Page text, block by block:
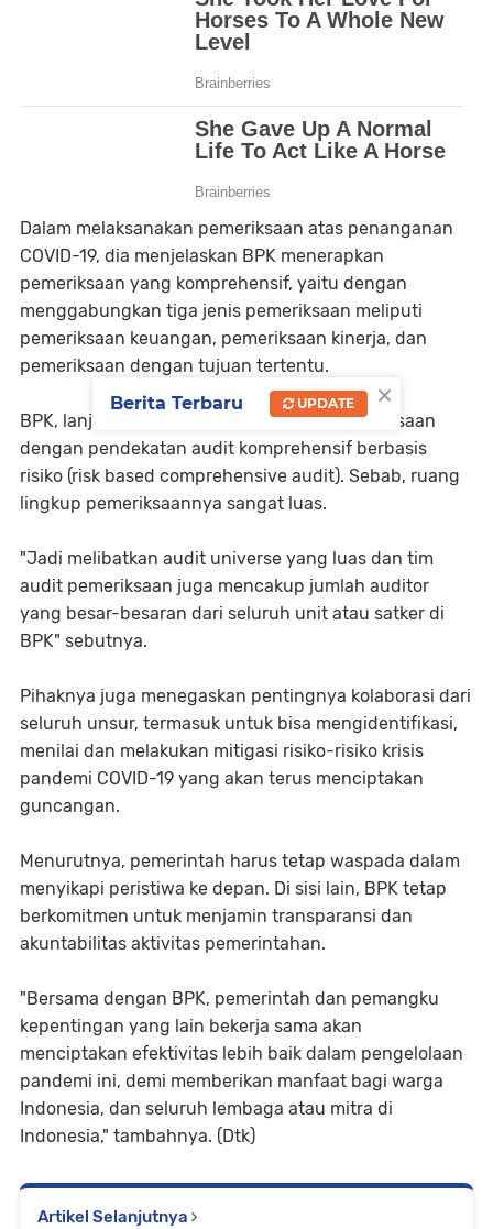
Dalam melaksanakan pemeriksaan atas penanganan
COVID-19, dia menjelaskan BPK menerapkan
pemeriksaan yang komprehensif, yaitu dengan
menggabungkan tiga jenis pemeriksaan meliputi
pemeriksaan keuangan, pemeriksaan kinerja, dan
pemeriksaan dengan tujuan tertentu.
BPK, lanjut dia, melaksanakan proses pemeriksaan
dengan pendekatan audit komprehensif berbasis
risiko (risk based comprehensive audit). Sebab, ruang
lingkup pemeriksaannya sangat luas.
"Jadi melibatkan audit universe yang luas dan tim
audit pemeriksaan juga mencakup jumlah auditor
yang besar-besaran dari seluruh unit atau satker di
BPK" sebutnya.
Pihaknya juga menegaskan pentingnya kolaborasi dari
seluruh unsur, termasuk untuk bisa mengidentifikasi,
menilai dan melakukan mitigasi risiko-risiko krisis
pandemi COVID-19 yang akan terus menciptakan
guncangan.
Menurutnya, pemerintah harus tetap waspada dalam
menyikapi peristiwa ke depan. Di sisi lain, BPK tetap
berkomitmen untuk menjamin transparansi dan
akuntabilitas aktivitas pemerintahan.
"Bersama dengan BPK, pemerintah dan pemangku
kepentingan yang lain bekerja sama akan
menciptakan efektivitas lebih baik dalam pengelolaan
pandemi ini, demi memberikan manfaat bagi warga
Indonesia, dan seluruh lembaga atau mitra di
Indonesia," tambahnya. (Dtk)
Artikel Selanjutnya
×
Berita Terbaru UPDATE